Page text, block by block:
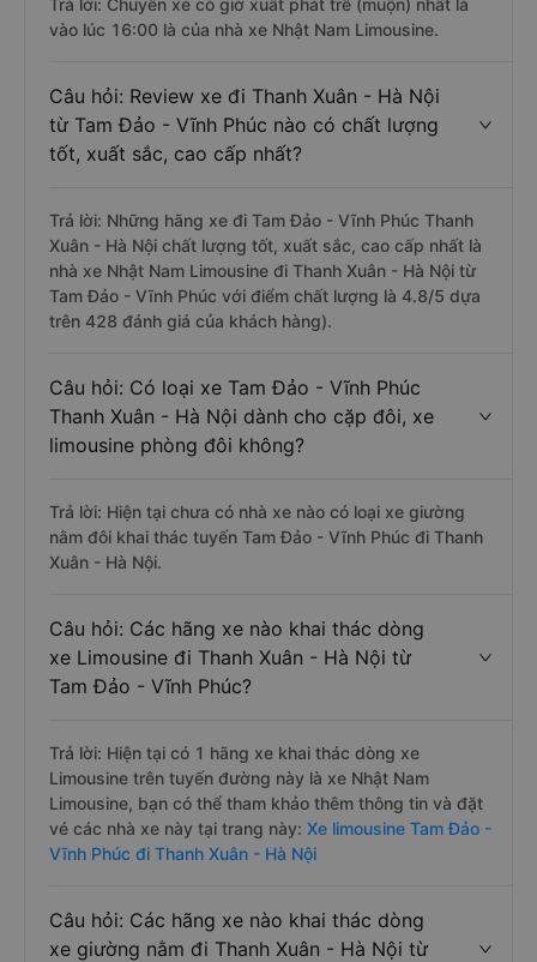
Trả lời: Chuyến xe có giờ xuất phát trễ (muộn) nhất là
vào lúc 16:00 là của nhà xe Nhật Nam Limousine.
Câu hỏi: Review xe đi Thanh Xuân - Hà Nội
từ Tam Đảo - Vĩnh Phúc nào có chất lượng
tốt, xuất sắc, cao cấp nhất?
Trả lời: Những hãng xe đi Tam Đảo - Vĩnh Phúc Thanh
Xuân - Hà Nội chất lượng tốt, xuất sắc, cao cấp nhất là
nhà xe Nhật Nam Limousine đi Thanh Xuân - Hà Nội từ
Tam Đảo - Vĩnh Phúc với điểm chất lượng là 4.8/5 dựa
trên 428 đánh giá của khách hàng).
Câu hỏi: Có loại xe Tam Đảo - Vĩnh Phúc
Thanh Xuân - Hà Nội dành cho cặp đôi, xe
limousine phòng đôi không?
Trả lời: Hiện tại chưa có nhà xe nào có loại xe giường
nằm đôi khai thác tuyến Tam Đảo - Vĩnh Phúc đi Thanh
Xuân - Hà Nội.
Câu hỏi: Các hãng xe nào khai thác dòng
xe Limousine đi Thanh Xuân - Hà Nội từ
Tam Đảo - Vĩnh Phúc?
Trả lời: Hiện tại có 1 hãng xe khai thác dòng xe
Limousine trên tuyến đường này là xe Nhật Nam
Limousine, bạn có thể tham khảo thêm thông tin và đặt
vé các nhà xe này tại trang này: Xe limousine Tam Đảo -
Vĩnh Phúc đi Thanh Xuân - Hà Nội
Câu hỏi: Các hãng xe nào khai thác dòng
xe giường nằm đi Thanh Xuân - Hà Nội từ